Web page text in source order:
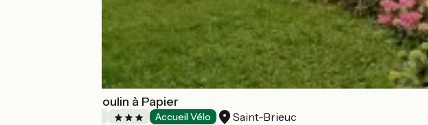
Chambres du Moulin à Papier
Accueil Vélo Saint-Brieuc